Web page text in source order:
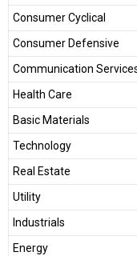
Consumer Cyclical
Consumer Defensive
Communication
Health Care
Basic Materials
Technology
Real Estate
Utility
Industrials
Energy